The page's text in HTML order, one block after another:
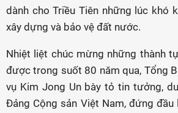
dành cho Triều Tiên những lúc khó
xây dựng và bảo vệ đất nước.
Nhiệt liệt chúc mừng những thành
được trong suốt 80 năm qua, Tổng
vụ Kim Jong Un bày tỏ tin tưởng,
Đảng Cộng sản Việt Nam, đứng